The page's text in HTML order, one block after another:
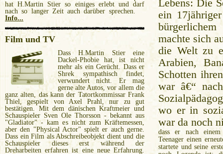
hat H.Martin Stier so einiges erlebt und darf
nach so langer Zeit auch darüber sprechen.
Info...
Film und TV
Dass H.Martin Stier eine
Dackel-Phobie hat, ist nicht
mehr als ein Gerücht. Dass er
Shrek sympathisch findet,
verwundert nicht. Er mag
gerne alte Autos, vor allem die
ganz alten, das kann der Tatortkommissar Frank
Thiel, gespielt von Axel Prahl, nur zu gut
bestätigen. Mit dem dänischen Kraftmeier und
Schauspieler Sven Ole Thorsson - bekannt aus
"Gladiator" - kam es nicht zum Kräftemessen,
aber den "Physical Actor" spielt er auch gerne.
Dass ein Film als Abschreibeobjekt dient und die
Schauspieler dieses erst während der
Dreharbeiten erfahren ist eine neue Erfahrung.
Lebens: Die
ein
machte sich
die Welt zu
Arabien,
Schotten
war â€“
wo er in
war da noch
dass er nach einem
Teenager einen
startete und seine